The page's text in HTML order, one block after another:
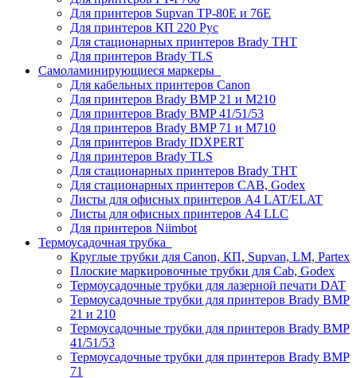
Для принтеров Supvan TP-80E и 76E
Для принтеров КП 220 Рус
Для стационарных принтеров Brady THT
Для принтеров Brady TLS
Самоламинирующиеся маркеры
Для кабельных принтеров Canon
Для принтеров Brady BMP 21 и M210
Для принтеров Brady BMP 41/51/53
Для принтеров Brady BMP 71 и M710
Для принтеров Brady IDXPERT
Для принтеров Brady TLS
Для стационарных принтеров Brady THT
Для стационарных принтеров CAB, Godex
Листы для офисных принтеров А4 LAT/ELAT
Листы для офисных принтеров А4 LLC
Для принтеров Niimbot
Термоусадочная трубка
Круглые трубки для Canon, КП, Supvan, LM, Partex
Плоские маркировочные трубки для Cab, Godex
Термоусадочные трубки для лазерной печати DAT
Термоусадочные трубки для принтеров Brady BMP
21 и 210
Термоусадочные трубки для принтеров Brady BMP
41/51/53
Термоусадочные трубки для принтеров Brady BMP
71